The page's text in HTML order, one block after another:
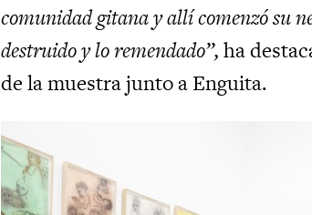
comunidad gitana y allí comenzó su
destruido y lo remendado”,ha
de la muestra junto a Enguita.